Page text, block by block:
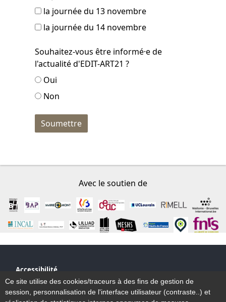
la journée du 13 novembre
la journée du 14 novembre
Souhaitez-vous être informé⸱e de
l'actualité d'EDIT-ART21 ?
Oui
Non
Avec le soutien de
Accessibilité
Plan du site
Mentions légales
Plan et contact
Ce site utilise des cookies/traceurs à des fins de gestion de
session, personnalisation de l'interface utilisateur (contraste..) et